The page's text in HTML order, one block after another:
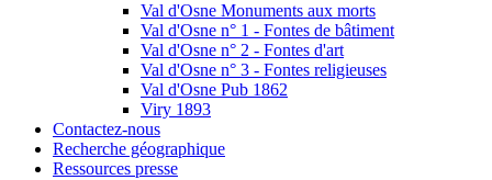
Val d'Osne Monuments aux morts
Val d'Osne n° 1 - Fontes de bâtiment
Val d'Osne n° 2 - Fontes d'art
Val d'Osne n° 3 - Fontes religieuses
Val d'Osne Pub 1862
Viry 1893
Contactez-nous
Recherche géographique
Ressources presse